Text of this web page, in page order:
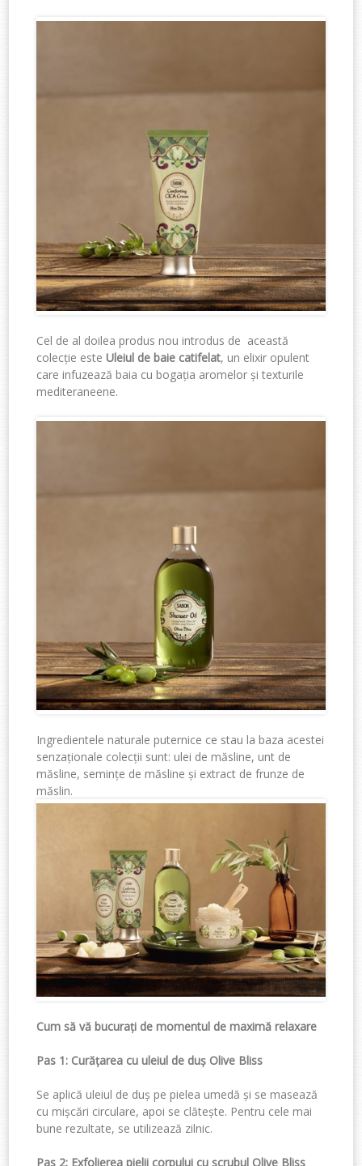
Cel de al doilea produs nou introdus de această
colecție este Uleiul de baie catifelat, un elixir opulent
care infuzează baia cu bogația aromelor și texturile
mediteraneene.
Ingredientele naturale puternice ce stau la baza acestei
senzaționale colecții sunt: ulei de măsline, unt de
măsline, semințe de măsline și extract de frunze de
măslin.
Cum să vă bucurați de momentul de maximă relaxare
Pas 1: Curățarea cu uleiul de duș Olive Bliss
Se aplică uleiul de duș pe pielea umedă și se masează
cu mișcări circulare, apoi se clătește. Pentru cele mai
bune rezultate, se utilizează zilnic.
Pas 2: Exfolierea pielii corpului cu scrubul Olive Bliss